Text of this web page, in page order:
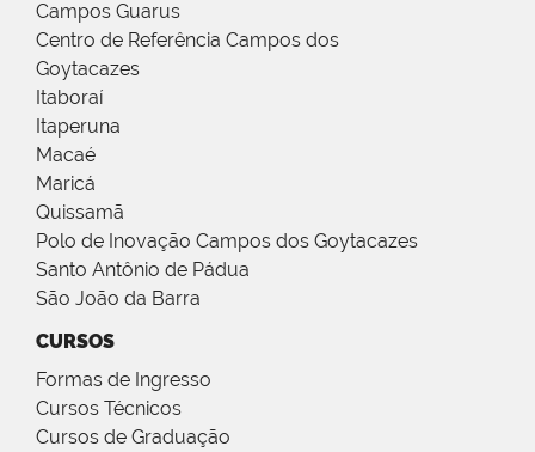
Campos Guarus
Centro de Referência Campos dos
Goytacazes
Itaboraí
Itaperuna
Macaé
Maricá
Quissamã
Polo de Inovação Campos dos Goytacazes
Santo Antônio de Pádua
São João da Barra
CURSOS
Formas de Ingresso
Cursos Técnicos
Cursos de Graduação